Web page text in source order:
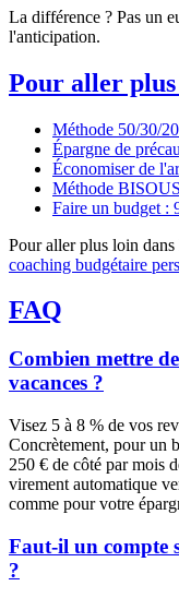
La différence ? Pas un
l'anticipation.
Pour aller
Méthode 50/30/
Épargne de
Économiser de
Méthode
Faire un budget :
Pour aller plus loin
coaching budgétaire
FAQ
Combien mettre
vacances ?
Visez 5 à 8 % de vos
Concrètement, pour un
250 € de côté par mois
virement automatique
comme pour votre
Faut-il un compte
?